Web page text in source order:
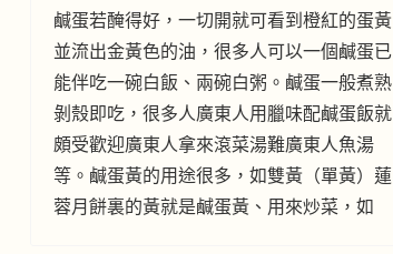
鹹蛋若醃得好，一切開就可看到橙紅的蛋黃
並流出金黃色的油，很多人可以一個鹹蛋已
能伴吃一碗白飯、兩碗白粥。鹹蛋一般煮熟
剝殼即吃，很多人廣東人用臘味配鹹蛋飯就
頗受歡迎廣東人拿來滾菜湯難廣東人魚湯
等。鹹蛋黃的用途很多，如雙黃（單黃）蓮
蓉月餅裏的黃就是鹹蛋黃、用來炒菜，如